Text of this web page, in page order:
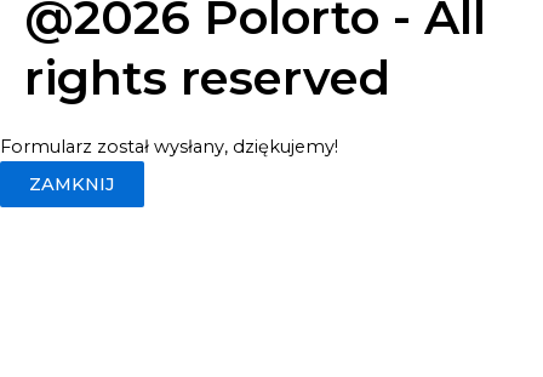
@2026 Polorto - All
rights reserved
Formularz został wysłany, dziękujemy!
ZAMKNIJ